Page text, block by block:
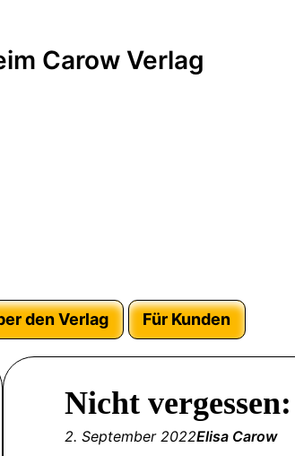
Carow Verlag
den Verlag Für Kunden
Nicht
2. September 2022Elisa Carow